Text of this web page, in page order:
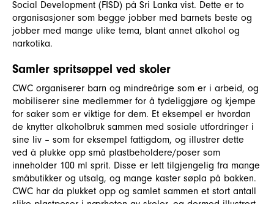
Social Development (FISD) på Sri Lanka vist. Dette er to
organisasjoner som begge jobber med barnets beste og
jobber med mange ulike tema, blant annet alkohol og
narkotika.
Samler spritsøppel ved skoler
CWC organiserer barn og mindreårige som er i arbeid, og
mobiliserer sine medlemmer for å tydeliggjøre og kjempe
for saker som er viktige for dem. Et eksempel er hvordan
de knytter alkoholbruk sammen med sosiale utfordringer i
sine liv – som for eksempel fattigdom, og illustrer dette
ved å plukke opp små plastbeholdere/poser som
inneholder 100 ml sprit. Disse er lett tilgjengelig fra mange
småbutikker og utsalg, og mange kaster søpla på bakken.
CWC har da plukket opp og samlet sammen et stort antall